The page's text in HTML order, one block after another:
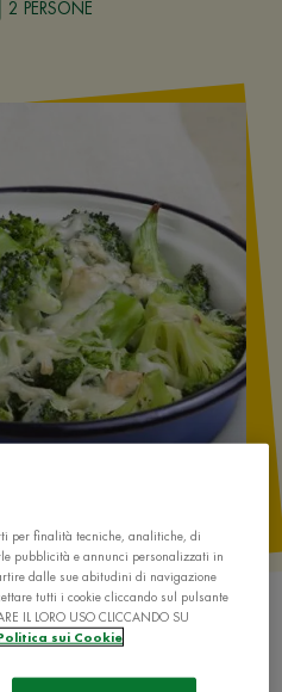
2 PERSONE
per finalità tecniche, analitiche, di
pubblicità e annunci personalizzati in
dalle sue abitudini di navigazione
tutti i cookie cliccando sul pulsante
IL LORO USO CLICCANDO SU
sui Cookie